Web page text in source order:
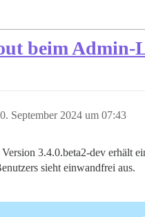
beim Admin-
September 2024 um 07:43
3.4.0.beta2-dev erhält
sieht einwandfrei aus.